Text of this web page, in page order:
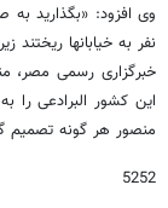
نفر به خیابانها
خبرگزاری رسمی مصر،
این کشور البرادعی
منصور هر گونه تصمیم
5252